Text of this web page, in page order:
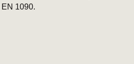
EN 1090.